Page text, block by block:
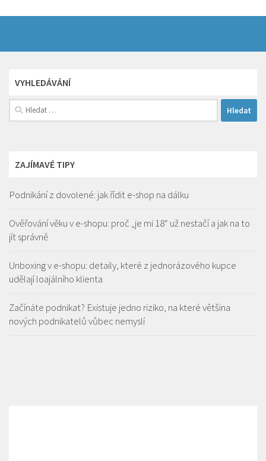
VYHLEDÁVÁNÍ
Vyhledávání
ZAJÍMAVÉ TIPY
Podnikání z dovolené: jak řídit e-shop na dálku
Ověřování věku v e-shopu: proč „je mi 18“ už nestačí a jak na to
jít správně
Unboxing v e-shopu: detaily, které z jednorázového kupce
udělají loajálního klienta
Začínáte podnikat? Existuje jedno riziko, na které většina
nových podnikatelů vůbec nemyslí